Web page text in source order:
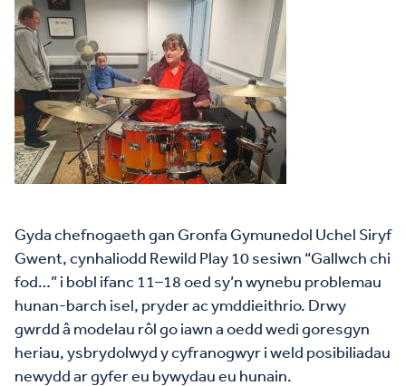
Gyda chefnogaeth gan Gronfa Gymunedol Uchel Siryf
Gwent, cynhaliodd Rewild Play 10 sesiwn “Gallwch chi
fod…” i bobl ifanc 11–18 oed sy’n wynebu problemau
hunan-barch isel, pryder ac ymddieithrio. Drwy
gwrdd â modelau rôl go iawn a oedd wedi goresgyn
heriau, ysbrydolwyd y cyfranogwyr i weld posibiliadau
newydd ar gyfer eu bywydau eu hunain.